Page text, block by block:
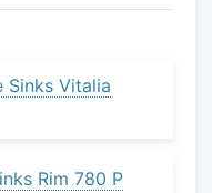
Sinks Vitalia
Rim 780 P